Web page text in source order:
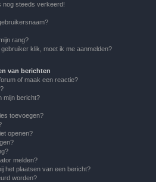
nog steeds verkeerd!
rang?
klik, moet ik me aanmelden?
van berichten
of maak een reactie?
mijn bericht?
toevoegen?
openen?
melden?
het plaatsen van een bericht?
worden?